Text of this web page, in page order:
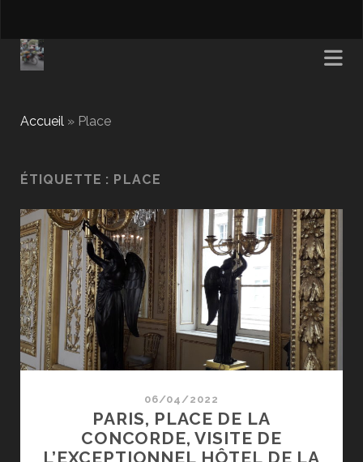
Accueil» Place
ÉTIQUETTE : PLACE
06/04/2022
PARIS, PLACE DE LA
CONCORDE, VISITE DE
L’EXCEPTIONNEL HÔTEL DE LA